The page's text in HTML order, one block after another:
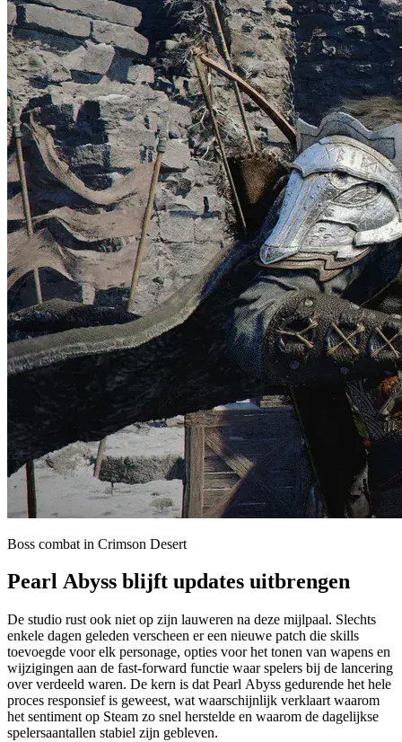
Boss combat in Crimson Desert
Pearl Abyss blijft updates uitbrengen
De studio rust ook niet op zijn lauweren na deze mijlpaal. Slechts
enkele dagen geleden verscheen er een nieuwe patch die skills
toevoegde voor elk personage, opties voor het tonen van wapens en
wijzigingen aan de fast-forward functie waar spelers bij de lancering
over verdeeld waren. De kern is dat Pearl Abyss gedurende het hele
proces responsief is geweest, wat waarschijnlijk verklaart waarom
het sentiment op Steam zo snel herstelde en waarom de dagelijkse
spelersaantallen stabiel zijn gebleven.